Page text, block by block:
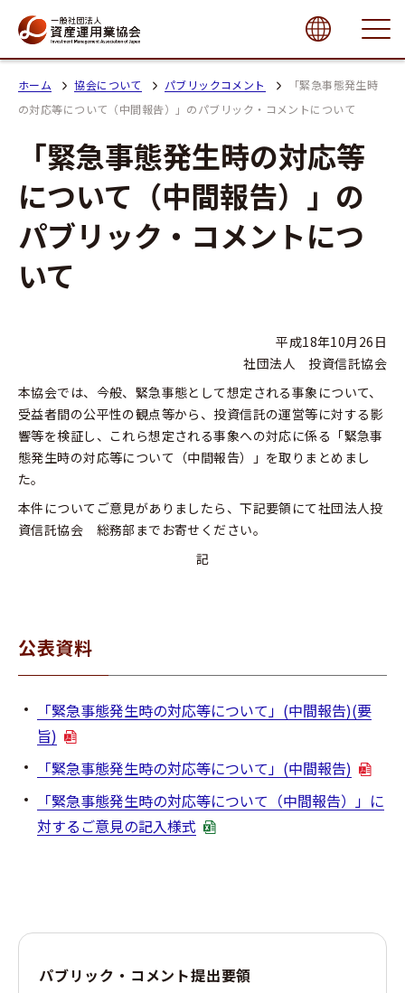
close
ホーム 協会について パブリックコメント
「緊急事態発生時
の対応等について（中間報告）」のパブリック・コメントについて
「緊急事態発生時の対応等
について（中間報告）」の
パブリック・コメントにつ
いて
平成18年10月26日
社団法人 投資信託協会
本協会では、今般、緊急事態として想定される事象について、
受益者間の公平性の観点等から、投資信託の運営等に対する影
響等を検証し、これら想定される事象への対応に係る「緊急事
態発生時の対応等について（中間報告）」を取りまとめまし
た。
本件についてご意見がありましたら、下記要領にて社団法人投
資信託協会 総務部までお寄せください。
記
公表資料
「緊急事態発生時の対応等について」(中間報告)(要
旨)
「緊急事態発生時の対応等について」(中間報告)
「緊急事態発生時の対応等について（中間報告）」に
対するご意見の記入様式
パブリック・コメント提出要領